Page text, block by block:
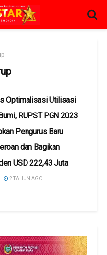
Optimalisasi Utilisasi
RUPST PGN 2023
Pengurus Baru
dan Bagikan
USD 222,43 Juta
2 TAHUN AGO